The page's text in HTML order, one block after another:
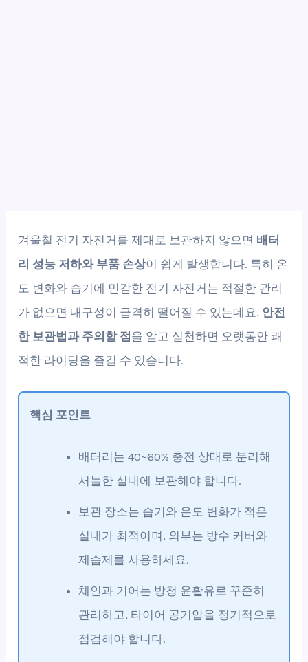
겨울철 전기 자전거를 제대로 보관하지 않으면 배터
리 성능 저하와 부품 손상이 쉽게 발생합니다. 특히 온
도 변화와 습기에 민감한 전기 자전거는 적절한 관리
가 없으면 내구성이 급격히 떨어질 수 있는데요. 안전
한 보관법과 주의할 점 을 알고 실천하면 오랫동안 쾌
적한 라이딩을 즐길 수 있습니다.
핵심 포인트
배터리는 40~60% 충전 상태로 분리해
서늘한 실내에 보관해야 합니다.
보관 장소는 습기와 온도 변화가 적은
실내가 최적이며, 외부는 방수 커버와
제습제를 사용하세요.
체인과 기어는 방청 윤활유로 꾸준히
관리하고, 타이어 공기압을 정기적으로
점검해야 합니다.